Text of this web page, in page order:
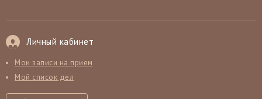
Личный кабинет
Мои записи на прием
Мой список дел